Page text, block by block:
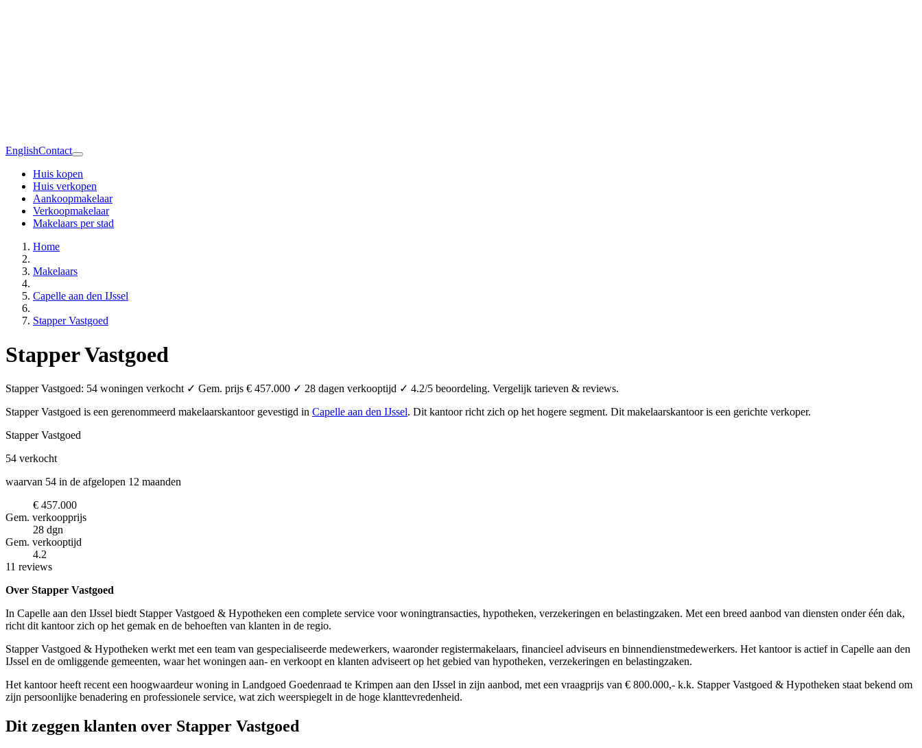
EnglishContact
Huis kopen
Huis verkopen
Aankoopmakelaar
Verkoopmakelaar
Makelaars per stad
Home
Makelaars
Capelle aan den IJssel
Stapper Vastgoed
Stapper Vastgoed
Stapper Vastgoed: 54 woningen verkocht ✓ Gem. prijs € 457.000 ✓ 28 dagen verkooptijd ✓ 4.2/5 beoordeling. Vergelijk tarieven & reviews.
Stapper Vastgoed is een gerenommeerd makelaarskantoor gevestigd in Capelle aan den IJssel. Dit kantoor richt zich op het hogere segment. Dit makelaarskantoor is een gerichte verkoper.
Stapper Vastgoed
54 verkocht
waarvan 54 in de afgelopen 12 maanden
€ 457.000
Gem. verkoopprijs
28 dgn
Gem. verkooptijd
4.2
11 reviews
Over Stapper Vastgoed
In Capelle aan den IJssel biedt Stapper Vastgoed & Hypotheken een complete service voor woningtransacties, hypotheken, verzekeringen en belastingzaken. Met een breed aanbod van diensten onder één dak,
richt dit kantoor zich op het gemak en de behoeften van klanten in de regio.
Stapper Vastgoed & Hypotheken werkt met een team van gespecialiseerde medewerkers, waaronder registermakelaars, financieel adviseurs en binnendienstmedewerkers. Het kantoor is actief in Capelle aan den
IJssel en de omliggende gemeenten, waar het woningen aan- en verkoopt en klanten adviseert op het gebied van hypotheken, verzekeringen en belastingzaken.
Het kantoor heeft recent een hoogwaardeur woning in Landgoed Goedenraad te Krimpen aan den IJssel in zijn aanbod, met een vraagprijs van € 800.000,- k.k. Stapper Vastgoed & Hypotheken staat bekend om
zijn persoonlijke benadering en professionele service, wat zich weerspiegelt in de hoge klanttevredenheid.
Dit zeggen klanten over Stapper Vastgoed